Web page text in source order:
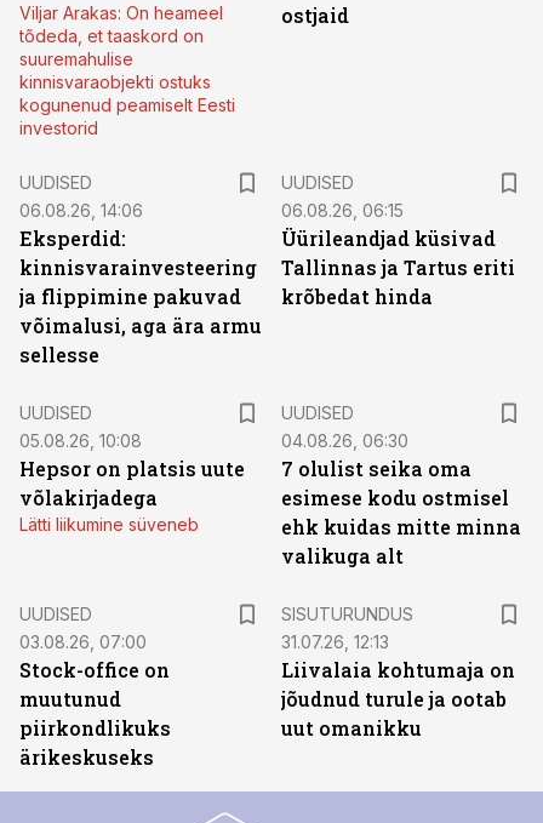
Viljar Arakas: On heameel
tõdeda, et taaskord on
suuremahulise
kinnisvaraobjekti ostuks
kogunenud peamiselt Eesti
investorid
ostjaid
UUDISED
06.08.26, 14:06
Eksperdid:
kinnisvarainvesteering
ja flippimine pakuvad
võimalusi, aga ära armu
sellesse
UUDISED
06.08.26, 06:15
Üürileandjad küsivad
Tallinnas ja Tartus eriti
krõbedat hinda
UUDISED
05.08.26, 10:08
Hepsor on platsis uute
võlakirjadega
Lätti liikumine süveneb
UUDISED
04.08.26, 06:30
7 olulist seika oma
esimese kodu ostmisel
ehk kuidas mitte minna
valikuga alt
UUDISED
03.08.26, 07:00
Stock-office on
muutunud
piirkondlikuks
ärikeskuseks
SISUTURUNDUS
31.07.26, 12:13
Liivalaia kohtumaja on
jõudnud turule ja ootab
uut omanikku